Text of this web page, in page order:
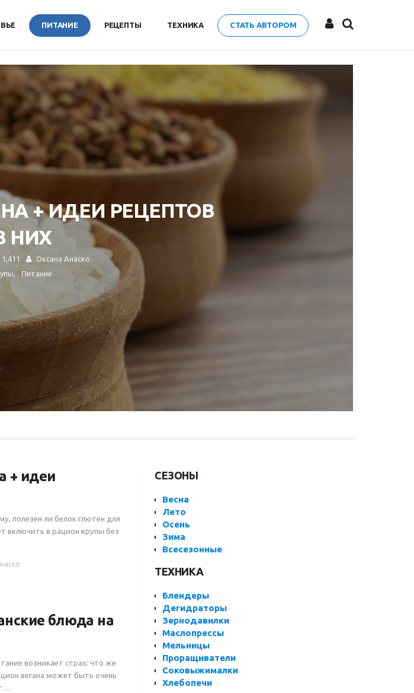
ПИТАНИЕ РЕЦЕПТЫ ТЕХНИКА СТАТЬ АВТОРОМ
+ ИДЕИ РЕЦЕПТОВ
НИХ
1,411
Оксана Анаско
Питание
+ идеи
полезен ли белок глютен для
включить в рацион крупы без
блюда на
возникает страх: что же
вегана может быть очень
СЕЗОНЫ
Весна
Лето
Осень
Зима
Всесезонные
ТЕХНИКА
Блендеры
Дегидраторы
Зернодавилки
Маслопрессы
Мельницы
Проращиватели
Соковыжималки
Хлебопечи